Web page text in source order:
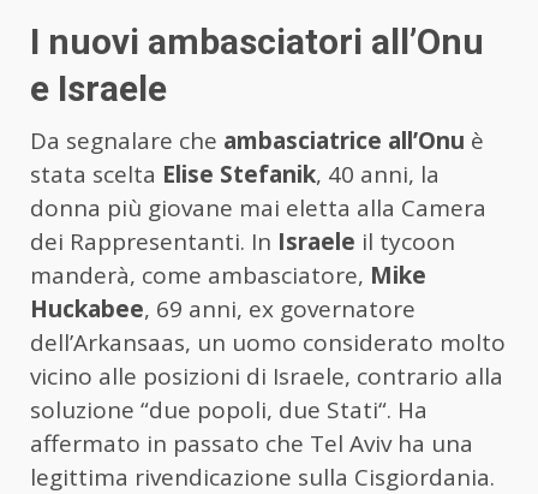
I nuovi ambasciatori all’Onu
e Israele
Da segnalare che ambasciatrice all’Onu è
stata scelta Elise Stefanik, 40 anni, la
donna più giovane mai eletta alla Camera
dei Rappresentanti. In Israele il tycoon
manderà, come ambasciatore, Mike
Huckabee, 69 anni, ex governatore
dell’Arkansaas, un uomo considerato molto
vicino alle posizioni di Israele, contrario alla
soluzione “due popoli, due Stati“. Ha
affermato in passato che Tel Aviv ha una
legittima rivendicazione sulla Cisgiordania.